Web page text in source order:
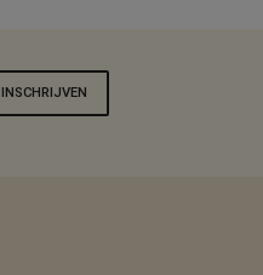
INSCHRIJVEN